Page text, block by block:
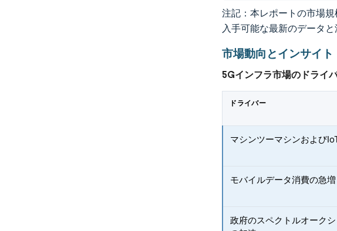
注記：本レポートの市場
入手可能な最新のデータ
市場動向とインサイト
5Gインフラ市場のドライ
ドライバー
マシンツーマシンおよび
モバイルデータ消費の急増
政府のスペクトルオーク